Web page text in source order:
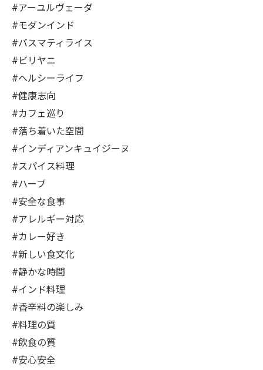
#アーユルヴェーダ
#モダンインド
#バスマティライス
#ビリヤニ
#ヘルシーライフ
#健康志向
#カフェ巡り
#落ち着いた空間
#インディアンキュイジーヌ
#スパイス料理
#ハーブ
#安全な食事
#アレルギー対応
#カレー好き
#新しい食文化
#静かな時間
#インド料理
#香辛料の楽しみ
#料理の質
#飲食の質
#安心安全